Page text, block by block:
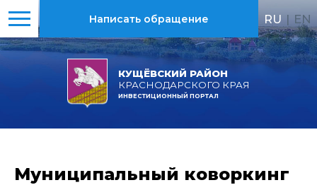
КУЩЁВСКИЙ РАЙОН
КРАСНОДАРСКОГО КРАЯ
ИНВЕСТИЦИОННЫЙ ПОРТАЛ
Написать обращение RU | EN
Муниципальный коворкинг